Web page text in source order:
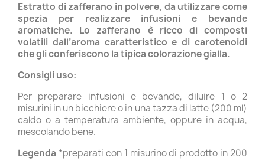
Estratto di zafferano in polvere, da utilizzare come
spezia per realizzare infusioni e bevande
aromatiche. Lo zafferano è ricco di composti
volatili dall’aroma caratteristico e di carotenoidi
che gli conferiscono la tipica colorazione gialla.
Consigli uso:
Per preparare infusioni e bevande, diluire 1 o 2
misurini in un bicchiere o in una tazza di latte (200 ml)
caldo o a temperatura ambiente, oppure in acqua,
mescolando bene.
Legenda *preparati con 1 misurino di prodotto in 200